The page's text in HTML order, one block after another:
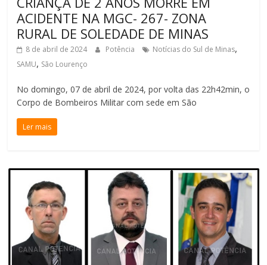
ACIDENTE NA MGC- 267- ZONA
RURAL DE SOLEDADE DE MINAS
8 de abril de 2024 Potência Notícias do Sul de Minas,
SAMU, São Lourenço
No domingo, 07 de abril de 2024, por volta das 22h42min, o
Corpo de Bombeiros Militar com sede em São
Ler mais